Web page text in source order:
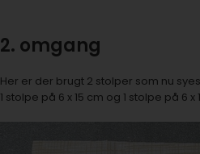
2. omgang
Her er der brugt 2 stolper som nu
1 stolpe på 6 x 15 cm og 1 stolpe på 6 x